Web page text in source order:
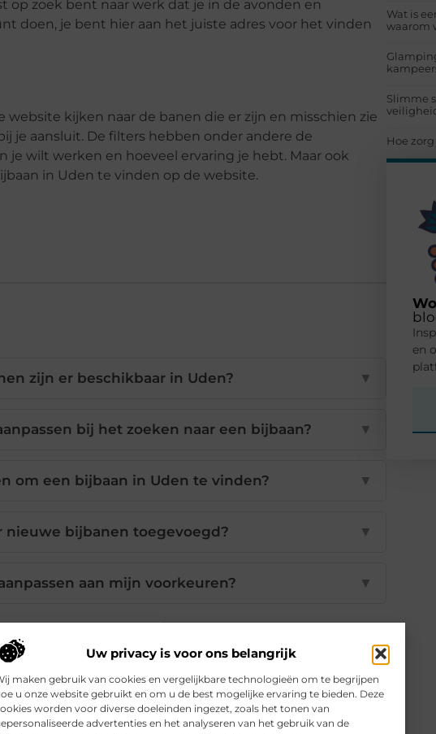
Uw privacy is voor ons belangrijk
maken gebruik van cookies en vergelijkbare technologieën om te begrijpen
u onze website gebruikt en om u de best mogelijke ervaring te bieden. Deze
worden voor diverse doeleinden ingezet, zoals het tonen van
advertenties en het analyseren van het gebruik van de
zoek bent naar werk dat je in de avonden en
doen, je bent hier aan het juiste adres voor het vinden
kijken naar de banen die er zijn en misschien zie
je aansluit. De filters hebben onder andere de
wilt werken en hoeveel ervaring je hebt. Maar ook
in Uden te vinden op de website.
zijn er beschikbaar in Uden? ▼
bij het zoeken naar een bijbaan? ▼
om een bijbaan in Uden te vinden? ▼
nieuwe bijbanen toegevoegd? ▼
aan mijn voorkeuren? ▼
Pinterest LinkedIn
Wat is
waarom
Slimme
Hoe
en